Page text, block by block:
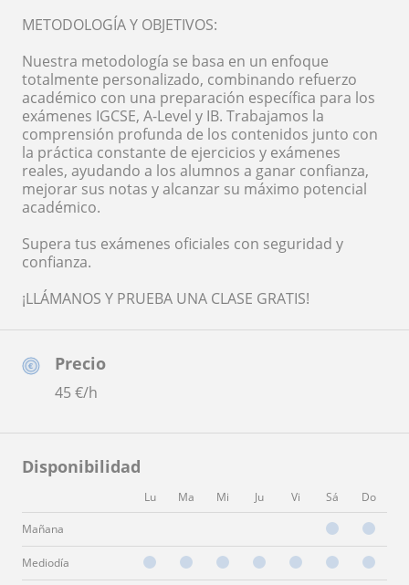
Precio
45€/h
Disponibilidad
Lu Ma Mi Ju Vi Sá Do
Mañana
Mediodía
METODOLOGÍA Y OBJETIVOS:
Nuestra metodología se basa en un enfoque
totalmente personalizado, combinando refuerzo
académico con una preparación específica para los
exámenes IGCSE, A-Level y IB. Trabajamos la
comprensión profunda de los contenidos junto con
la práctica constante de ejercicios y exámenes
reales, ayudando a los alumnos a ganar confianza,
mejorar sus notas y alcanzar su máximo potencial
académico.
Supera tus exámenes oficiales con seguridad y
confianza.
¡LLÁMANOS Y PRUEBA UNA CLASE GRATIS!